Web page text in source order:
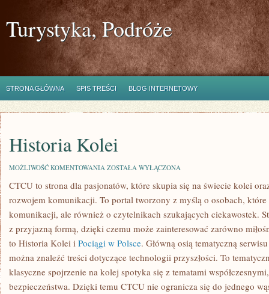
Turystyka, Podróże
STRONA GŁÓWNA SPIS TREŚCI BLOG INTERNETOWY
Historia Kolei
MOŻLIWOŚĆ KOMENTOWANIA HISTORIA
ZOSTAŁA WYŁĄCZONA
CTCU to strona dla pasjonatów, które skupia się na świecie kolei
rozwojem komunikacji. To portal tworzony z myślą o osobach, które
komunikacji, ale również o czytelnikach szukających ciekawostek.
z przyjazną formą, dzięki czemu może zainteresować zarówno
to Historia Kolei i Pociągi w Polsce. Główną osią tematyczną
można znaleźć treści dotyczące technologii przyszłości. To
klasyczne spojrzenie na kolej spotyka się z tematami
bezpieczeństwa. Dzięki temu CTCU nie ogranicza się do jednego